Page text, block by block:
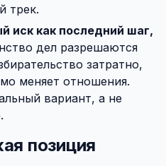
трек.
иск как последний шаг,
дел разрешаются
затратно,
меняет отношения.
вариант, а не
позиция